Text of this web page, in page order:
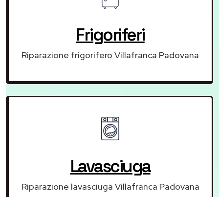
Frigoriferi
Riparazione frigorifero Villafranca Padovana
Lavasciuga
Riparazione lavasciuga Villafranca Padovana